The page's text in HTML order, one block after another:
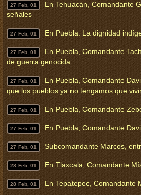
27 Feb, 01
En Tehuacán, Comandante
señales
27 Feb, 01 En Puebla: La dignidad
27 Feb, 01
En Puebla, Comandante
de guerra genocida
27 Feb, 01
En Puebla, Comandante
que los pueblos ya no tengamos que
27 Feb, 01 En Puebla, Comandante
27 Feb, 01 En Puebla, Comandante
27 Feb, 01 Subcomandante Marcos,
28 Feb, 01 En Tlaxcala, Comandante
28 Feb, 01 En Tepatepec, Comandante